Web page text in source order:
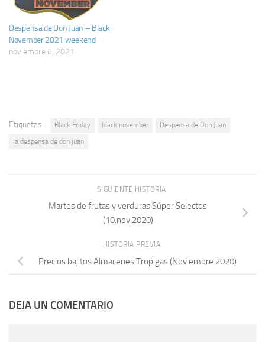
Despensa de Don Juan – Black
November 2021 weekend
noviembre 6, 2021
Etiquetas: Black Friday black november
Despensa de Don Juan
la despensa de don juan
SIGUIENTE HISTORIA
Martes de frutas y verduras Súper Selectos
(10.nov.2020)
HISTORIA PREVIA
Precios bajitos Almacenes Tropigas (Noviembre 2020)
DEJA UN COMENTARIO